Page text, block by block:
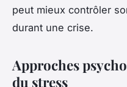
peut mieux contrôler
durant une crise.
Approches
du stress